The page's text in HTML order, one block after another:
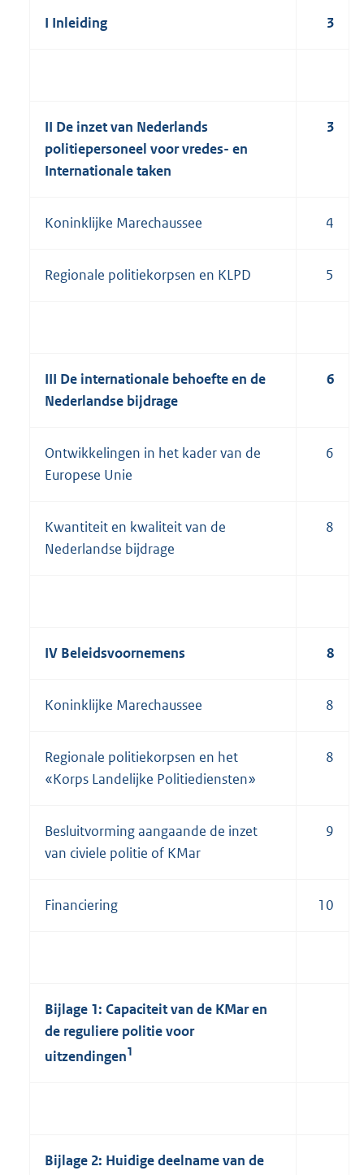
I Inleiding 3
II De inzet van Nederlands
politiepersoneel voor vredes- en
Internationale taken
3
Koninklijke Marechaussee 4
Regionale politiekorpsen en KLPD 5
III De internationale behoefte en de
Nederlandse bijdrage
6
Ontwikkelingen in het kader van de
Europese Unie
6
Kwantiteit en kwaliteit van de
Nederlandse bijdrage
8
IV Beleidsvoornemens 8
Koninklijke Marechaussee 8
Regionale politiekorpsen en het
«Korps Landelijke Politiediensten»
8
Besluitvorming aangaande de inzet
van civiele politie of KMar
9
Financiering 10
Bijlage 1: Capaciteit van de KMar en
de reguliere politie voor
uitzendingen1
Bijlage 2: Huidige deelname van de